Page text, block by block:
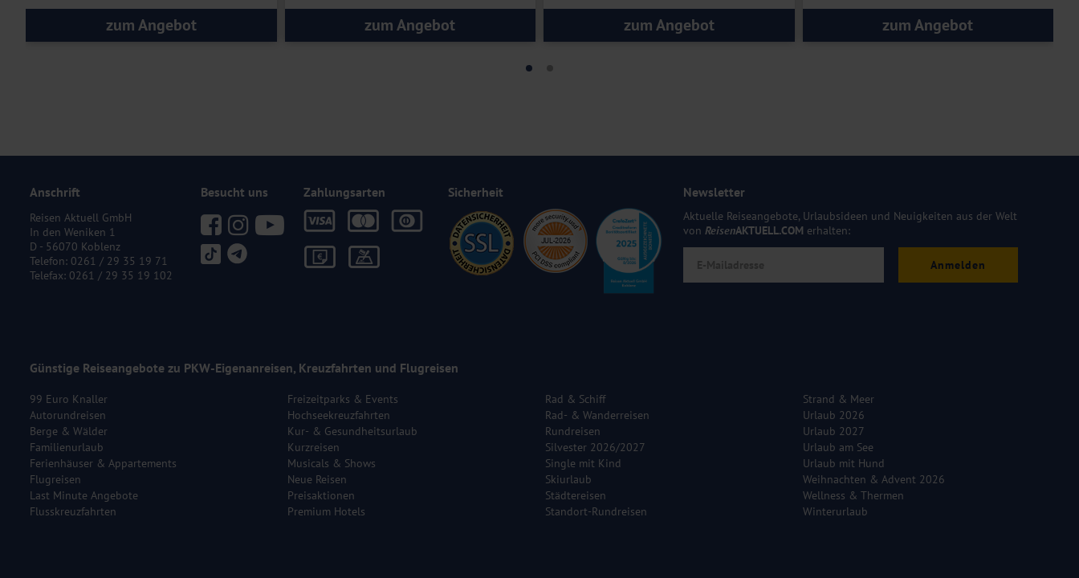
zum Angebot zum Angebot zum Angebot zum Angebot
Anschrift
Reisen Aktuell GmbH
In den Weniken 1
D - 56070 Koblenz
Telefon: 0261 / 29 35 19 71
Telefax: 0261 / 29 35 19 102
Besucht uns Zahlungsarten Sicherheit Newsletter
Aktuelle Reiseangebote, Urlaubsideen und Neuigkeiten aus der Welt
von ReisenAKTUELL.COM erhalten:
Anmelden
Günstige Reiseangebote zu PKW-Eigenanreisen, Kreuzfahrten und Flugreisen
99 Euro Knaller
Autorundreisen
Berge & Wälder
Familienurlaub
Ferienhäuser & Appartements
Flugreisen
Last Minute Angebote
Flusskreuzfahrten
Freizeitparks & Events
Hochseekreuzfahrten
Kur- & Gesundheitsurlaub
Kurzreisen
Musicals & Shows
Neue Reisen
Preisaktionen
Premium Hotels
Rad & Schiff
Rad- & Wanderreisen
Rundreisen
Silvester 2026/2027
Single mit Kind
Skiurlaub
Städtereisen
Standort-Rundreisen
Strand & Meer
Urlaub 2026
Urlaub 2027
Urlaub am See
Urlaub mit Hund
Weihnachten & Advent 2026
Wellness & Thermen
Winterurlaub